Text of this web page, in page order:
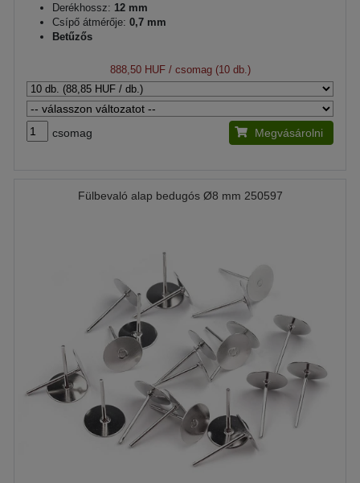
Derékhossz: 12 mm
Csípő átmérője: 0,7 mm
Betűzős
888,50 HUF/ csomag (10 db.)
csomag Megvásárolni
Fülbevaló alap bedugós Ø8 mm 250597